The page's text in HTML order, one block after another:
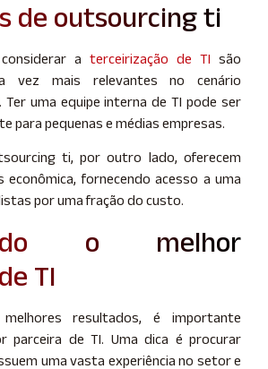
de outsourcing ti
a terceirização de TI são
vez mais relevantes no cenário
Ter uma equipe interna de TI pode ser
para pequenas e médias empresas.
ti, por outro lado, oferecem
econômica, fornecendo acesso a uma
por uma fração do custo.
o melhor
TI
resultados, é importante
parceira de TI. Uma dica é procurar
uma vasta experiência no setor e